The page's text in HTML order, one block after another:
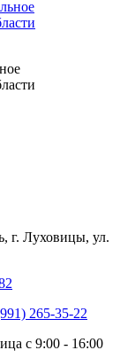
г. Луховицы, ул.
265-35-22
с 9:00 - 16:00